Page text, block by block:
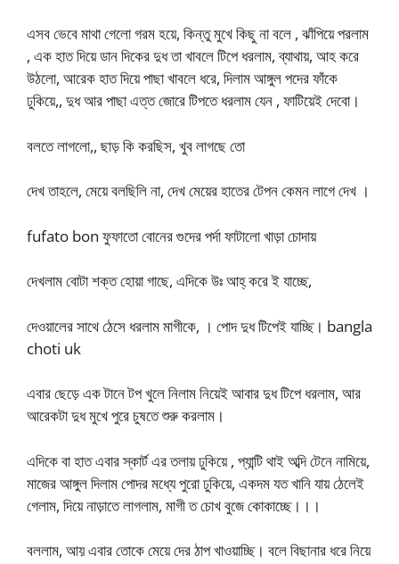
এসব ভেবে মাথা গেলো গরম হয়ে, কিন্তু মুখে কিছু না বলে , ঝাঁপিয়ে পরলাম
, এক হাত দিয়ে ডান দিকের দুধ তা খাবলে টিপে ধরলাম, ব্যাথায়, আহ করে
উঠলো, আরেক হাত দিয়ে পাছা খাবলে ধরে, দিলাম আঙ্গুল পদের ফাঁকে
ঢুকিয়ে,, দুধ আর পাছা এত্ত জোরে টিপতে ধরলাম যেন , ফাটিয়েই দেবো।
বলতে লাগলো,, ছাড় কি করছিস, খুব লাগছে তো
দেখ তাহলে, মেয়ে বলছিলি না, দেখ মেয়ের হাতের টেপন কেমন লাগে দেখ ।
fufato bon ফুফাতো বোনের গুদের পর্দা ফাটালো খাড়া চোদায়
দেখলাম বোটা শক্ত হোয়া গাছে, এদিকে উঃ আহ্ করে ই যাচ্ছে,
দেওয়ালের সাথে ঠেসে ধরলাম মাগীকে, । পোদ দুধ টিপেই যাচ্ছি। bangla
choti uk
এবার ছেড়ে এক টানে টপ খুলে নিলাম নিয়েই আবার দুধ টিপে ধরলাম, আর
আরেকটা দুধ মুখে পুরে চুষতে শুরু করলাম।
এদিকে বা হাত এবার স্কার্ট এর তলায় ঢুকিয়ে , প্যান্টি থাই অব্দি টেনে নামিয়ে,
মাজের আঙ্গুল দিলাম পোদর মধ্যে পুরো ঢুকিয়ে, একদম যত খানি যায় ঠেলেই
গেলাম, দিয়ে নাড়াতে লাগলাম, মাগী ত চোখ বুজে কোকাচ্ছে।।।
বললাম, আয় এবার তোকে মেয়ে দের ঠাপ খাওয়াচ্ছি। বলে বিছানার ধরে নিয়ে